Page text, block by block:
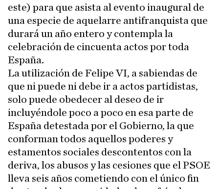
este) para que asista al evento inaugural de
una especie de aquelarre antifranquista que
durará un año entero y contempla la
celebración de cincuenta actos por toda
España.
La utilización de Felipe VI, a sabiendas de
que ni puede ni debe ir a actos partidistas,
solo puede obedecer al deseo de ir
incluyéndole poco a poco en esa parte de
España detestada por el Gobierno, la que
conforman todos aquellos poderes y
estamentos sociales descontentos con la
deriva, los abusos y las cesiones que el PSOE
lleva seis años cometiendo con el único fin